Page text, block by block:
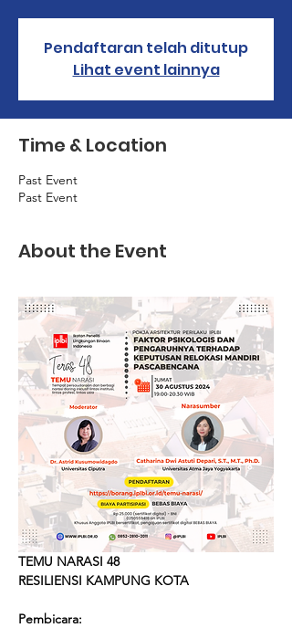
Pendaftaran telah ditutup
Lihat event lainnya
Time & Location
Past Event
Past Event
About the Event
TEMU NARASI 48
RESILIENSI KAMPUNG KOTA
Pembicara: